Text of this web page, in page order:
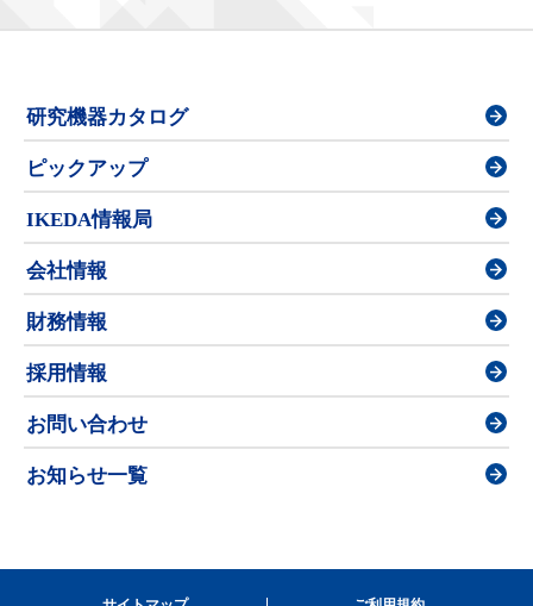
研究機器カタログ
ピックアップ
IKEDA情報局
会社情報
財務情報
採用情報
お問い合わせ
お知らせ一覧